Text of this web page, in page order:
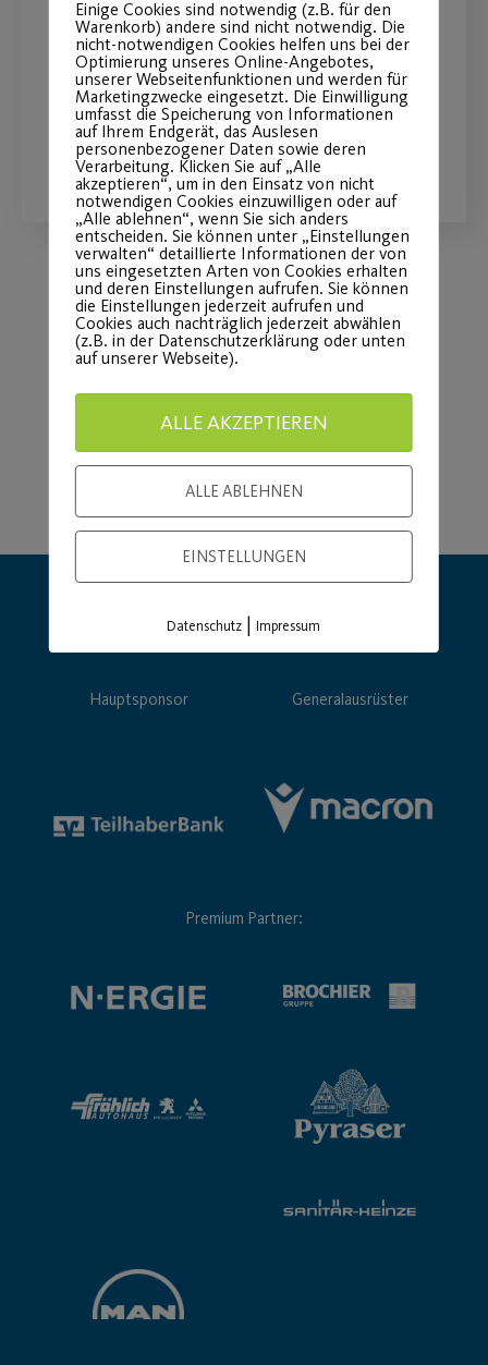
am Samstag, 21.05.22 mit Schloss- und
Altstadtführung
WEITERLESEN
Load More
Hauptsponsor Generalausrüster
Premium Partner:
Einige Cookies sind notwendig (z.B. für den
Warenkorb) andere sind nicht notwendig. Die
nicht-notwendigen Cookies helfen uns bei der
Optimierung unseres Online-Angebotes,
unserer Webseitenfunktionen und werden für
Marketingzwecke eingesetzt. Die Einwilligung
umfasst die Speicherung von Informationen
auf Ihrem Endgerät, das Auslesen
personenbezogener Daten sowie deren
Verarbeitung. Klicken Sie auf „Alle
akzeptieren“, um in den Einsatz von nicht
notwendigen Cookies einzuwilligen oder auf
„Alle ablehnen“, wenn Sie sich anders
entscheiden. Sie können unter „Einstellungen
verwalten“ detaillierte Informationen der von
uns eingesetzten Arten von Cookies erhalten
und deren Einstellungen aufrufen. Sie können
die Einstellungen jederzeit aufrufen und
Cookies auch nachträglich jederzeit abwählen
(z.B. in der Datenschutzerklärung oder unten
auf unserer Webseite).
ALLE AKZEPTIEREN
ALLE ABLEHNEN
EINSTELLUNGEN
Datenschutz |Impressum